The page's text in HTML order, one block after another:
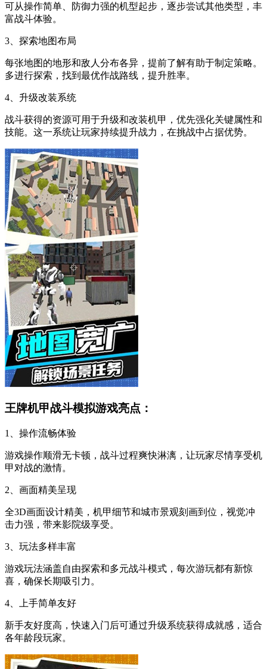
可从操作简单、防御力强的机型起步，逐步尝试其他类型，丰
富战斗体验。
3、探索地图布局
每张地图的地形和敌人分布各异，提前了解有助于制定策略。
多进行探索，找到最优作战路线，提升胜率。
4、升级改装系统
战斗获得的资源可用于升级和改装机甲，优先强化关键属性和
技能。这一系统让玩家持续提升战力，在挑战中占据优势。
王牌机甲战斗模拟游戏亮点：
1、操作流畅体验
游戏操作顺滑无卡顿，战斗过程爽快淋漓，让玩家尽情享受机
甲对战的激情。
2、画面精美呈现
全3D画面设计精美，机甲细节和城市景观刻画到位，视觉冲
击力强，带来影院级享受。
3、玩法多样丰富
游戏玩法涵盖自由探索和多元战斗模式，每次游玩都有新惊
喜，确保长期吸引力。
4、上手简单友好
新手友好度高，快速入门后可通过升级系统获得成就感，适合
各年龄段玩家。